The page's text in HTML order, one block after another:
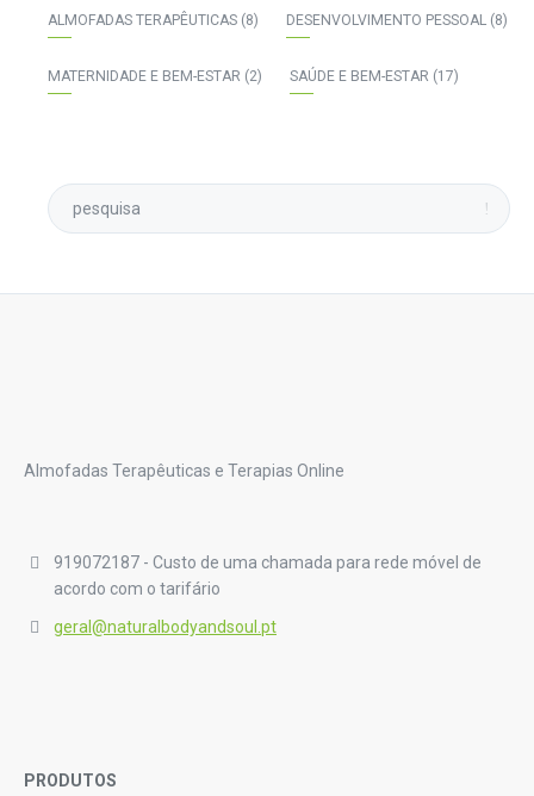
ALMOFADAS TERAPÊUTICAS (8) DESENVOLVIMENTO PESSOAL (8)
MATERNIDADE E BEM-ESTAR (2) SAÚDE E BEM-ESTAR (17)
Almofadas Terapêuticas e Terapias Online
919072187 - Custo de uma chamada para rede móvel de
acordo com o tarifário
geral@naturalbodyandsoul.pt
PRODUTOS